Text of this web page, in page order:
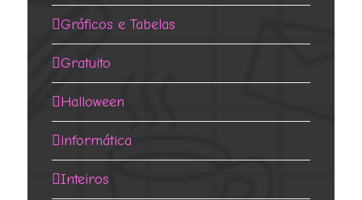
Gráficos e Tabelas
Gratuito
Halloween
informática
Inteiros